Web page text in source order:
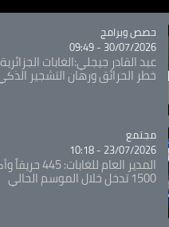
Catégorie
حصص وبرامج
30/07/2026 - 09:49
عبد القادر جيجلي:الغابات الجزائرية
خطر الحرائق ورهان التشجير الذكي
Catégorie
مجتمع
23/07/2026 - 10:18
المدير العام للغابات: 445
1500 تدخل خلال الموسم الحالي